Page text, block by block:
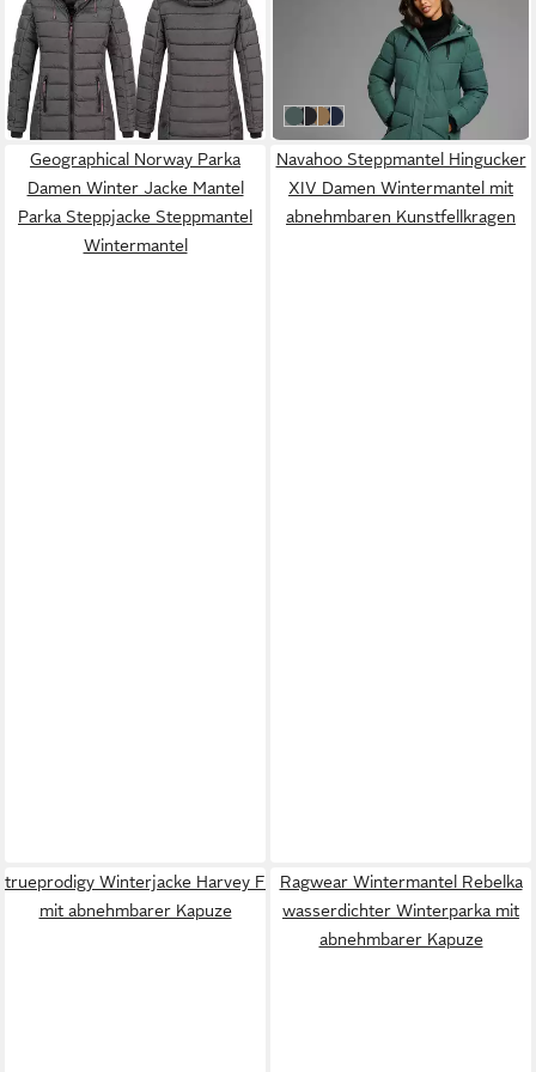
Steppjacke Damen Winter
Jacke Stepp Mantel Lange
Steppjacke Winter Parka
Outdoor
109,90 € UVP189,90 €
-42%
Steppmantel aus
wasserdichtem &
windabweisenden
Obermaterial, oversize Form
UVP129,99 €
Dunkelgrün
Schwarz
Camel
Marine
Geographical Norway Parka
Damen Winter Jacke Mantel
Parka Steppjacke Steppmantel
Wintermantel
Navahoo Steppmantel Hingucker
XIV Damen Wintermantel mit
abnehmbaren Kunstfellkragen
trueprodigy Winterjacke Harvey F
mit abnehmbarer Kapuze
Ragwear Wintermantel Rebelka
wasserdichter Winterparka mit
abnehmbarer Kapuze